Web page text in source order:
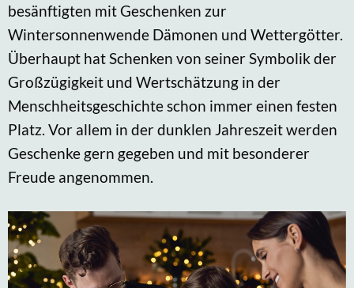
besänftigten mit Geschenken zur
Wintersonnenwende Dämonen und Wettergötter.
Überhaupt hat Schenken von seiner Symbolik der
Großzügigkeit und Wertschätzung in der
Menschheitsgeschichte schon immer einen festen
Platz. Vor allem in der dunklen Jahreszeit werden
Geschenke gern gegeben und mit besonderer
Freude angenommen.